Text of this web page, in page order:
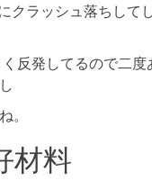
クラッシュ落ちして
反発してるので二度
。
材料